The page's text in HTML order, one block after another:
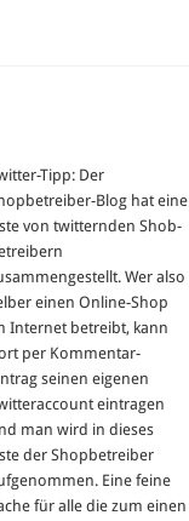
Tipp: Der
Blog hat eine
von twitternden Shob-
Wer also
einen Online-Shop
Internet betreibt, kann
per Kommentar-
seinen eigenen
eintragen
man wird in dieses
der Shopbetreiber
Eine feine
für alle die zum einen